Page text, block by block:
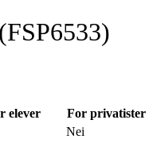
elever
For privatister
Nei